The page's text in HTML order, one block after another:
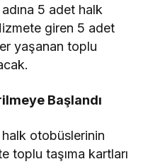
5 adet halk
giren 5 adet
yaşanan toplu
Başlandı
otobüslerinin
toplu taşıma kartları